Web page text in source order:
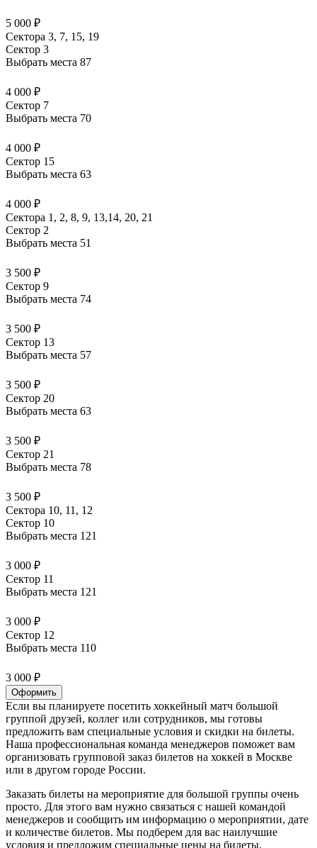
5 000 ₽
Сектора 3, 7, 15, 19
Сектор 3
Выбрать места 87
4 000 ₽
Сектор 7
Выбрать места 70
4 000 ₽
Сектор 15
Выбрать места 63
4 000 ₽
Сектора 1, 2, 8, 9, 13,14, 20, 21
Сектор 2
Выбрать места 51
3 500 ₽
Сектор 9
Выбрать места 74
3 500 ₽
Сектор 13
Выбрать места 57
3 500 ₽
Сектор 20
Выбрать места 63
3 500 ₽
Сектор 21
Выбрать места 78
3 500 ₽
Сектора 10, 11, 12
Сектор 10
Выбрать места 121
3 000 ₽
Сектор 11
Выбрать места 121
3 000 ₽
Сектор 12
Выбрать места 110
3 000 ₽
Оформить
Если вы планируете посетить хоккейный матч большой
группой друзей, коллег или сотрудников, мы готовы
предложить вам специальные условия и скидки на билеты.
Наша профессиональная команда менеджеров поможет вам
организовать групповой заказ билетов на хоккей в Москве
или в другом городе России.
Заказать билеты на мероприятие для большой группы очень
просто. Для этого вам нужно связаться с нашей командой
менеджеров и сообщить им информацию о мероприятии, дате
и количестве билетов. Мы подберем для вас наилучшие
условия и предложим специальные цены на билеты.